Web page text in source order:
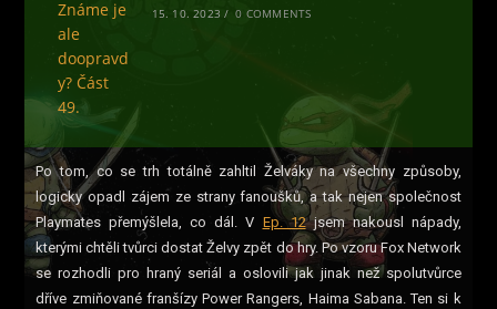
15. 10. 2023 / 0 COMMENTS
Po tom, co se trh totálně zahltil Želváky na všechny způsoby,
logicky opadl zájem ze strany fanoušků, a tak nejen společnost
Playmates přemýšlela, co dál. V Ep. 12jsem nakousl nápady,
kterými chtěli tvůrci dostat Želvy zpět do hry. Po vzoru Fox Network
se rozhodli pro hraný seriál a oslovili jak jinak než spolutvůrce
dříve zmiňované franšízy Power Rangers, Haima Sabana. Ten si k